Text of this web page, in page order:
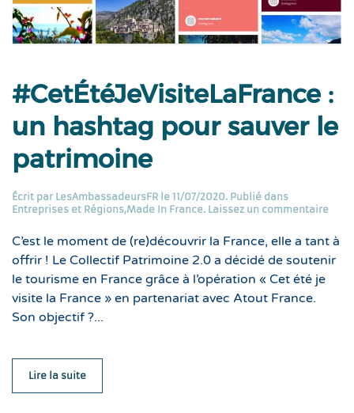
#CetÉtéJeVisiteLaFrance :
un hashtag pour sauver le
patrimoine
Écrit par LesAmbassadeursFR le 11/07/2020. Publié dans
Entreprises et Régions,Made In France. Laissez un commentaire
C’est le moment de (re)découvrir la France, elle a tant à
offrir ! Le Collectif Patrimoine 2.0 a décidé de soutenir
le tourisme en France grâce à l’opération « Cet été je
visite la France » en partenariat avec Atout France.
Son objectif ?...
Lire la suite